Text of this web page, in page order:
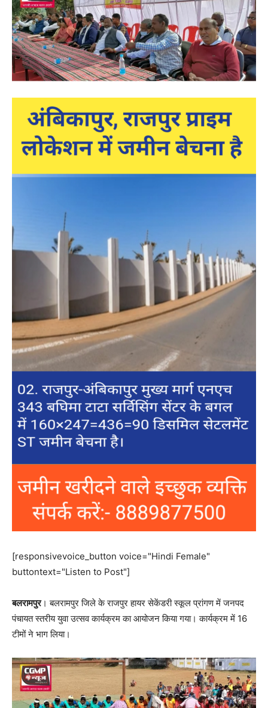
[responsivevoice_button voice="Hindi Female"
buttontext="Listen to Post"]
बलरामपुर। बलरामपुर जिले के राजपुर हायर सेकेंडरी स्कूल प्रांगण में जनपद
पंचायत स्तरीय युवा उत्सव कार्यक्रम का आयोजन किया गया। कार्यक्रम में 16
टीमों ने भाग लिया।